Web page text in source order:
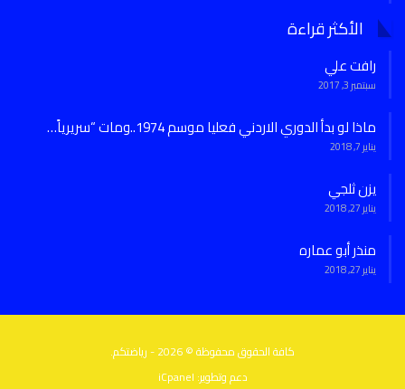
الأكثر قراءة
رافت علي
سبتمبر 3, 2017
ماذا لو بدأ الدوري الاردني فعليا موسم 1974..ومات “سريرياً…
يناير 7, 2018
يزن ثلجي
يناير 27, 2018
منذر أبو عماره
يناير 27, 2018
كافة الحقوق محفوظة © 2026 - رياضتكم.
دعم وتطوير: iCpanel